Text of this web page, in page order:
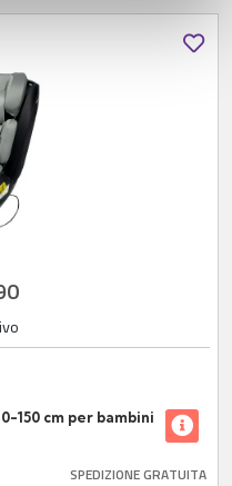
loro o che hanno
150 cm per bambini
SPEDIZIONE GRATUITA